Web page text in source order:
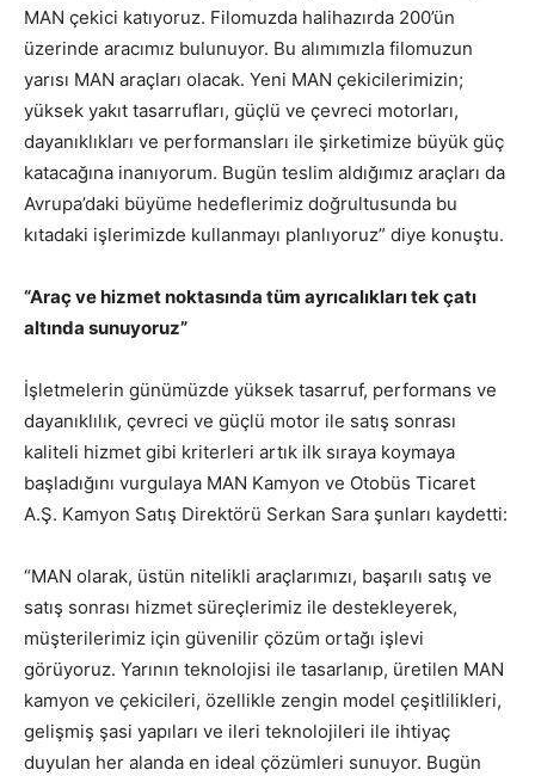
MAN çekici katıyoruz. Filomuzda halihazırda 200’ün
üzerinde aracımız bulunuyor. Bu alımımızla filomuzun
yarısı MAN araçları olacak. Yeni MAN çekicilerimizin;
yüksek yakıt tasarrufları, güçlü ve çevreci motorları,
dayanıklıkları ve performansları ile şirketimize büyük güç
katacağına inanıyorum. Bugün teslim aldığımız araçları da
Avrupa’daki büyüme hedeflerimiz doğrultusunda bu
kıtadaki işlerimizde kullanmayı planlıyoruz” diye konuştu.
“Araç ve hizmet noktasında tüm ayrıcalıkları tek çatı
altında sunuyoruz”
İşletmelerin günümüzde yüksek tasarruf, performans ve
dayanıklılık, çevreci ve güçlü motor ile satış sonrası
kaliteli hizmet gibi kriterleri artık ilk sıraya koymaya
başladığını vurgulaya MAN Kamyon ve Otobüs Ticaret
A.Ş. Kamyon Satış Direktörü Serkan Sara şunları kaydetti:
“MAN olarak, üstün nitelikli araçlarımızı, başarılı satış ve
satış sonrası hizmet süreçlerimiz ile destekleyerek,
müşterilerimiz için güvenilir çözüm ortağı işlevi
görüyoruz. Yarının teknolojisi ile tasarlanıp, üretilen MAN
kamyon ve çekicileri, özellikle zengin model çeşitlilikleri,
gelişmiş şasi yapıları ve ileri teknolojileri ile ihtiyaç
duyulan her alanda en ideal çözümleri sunuyor. Bugün